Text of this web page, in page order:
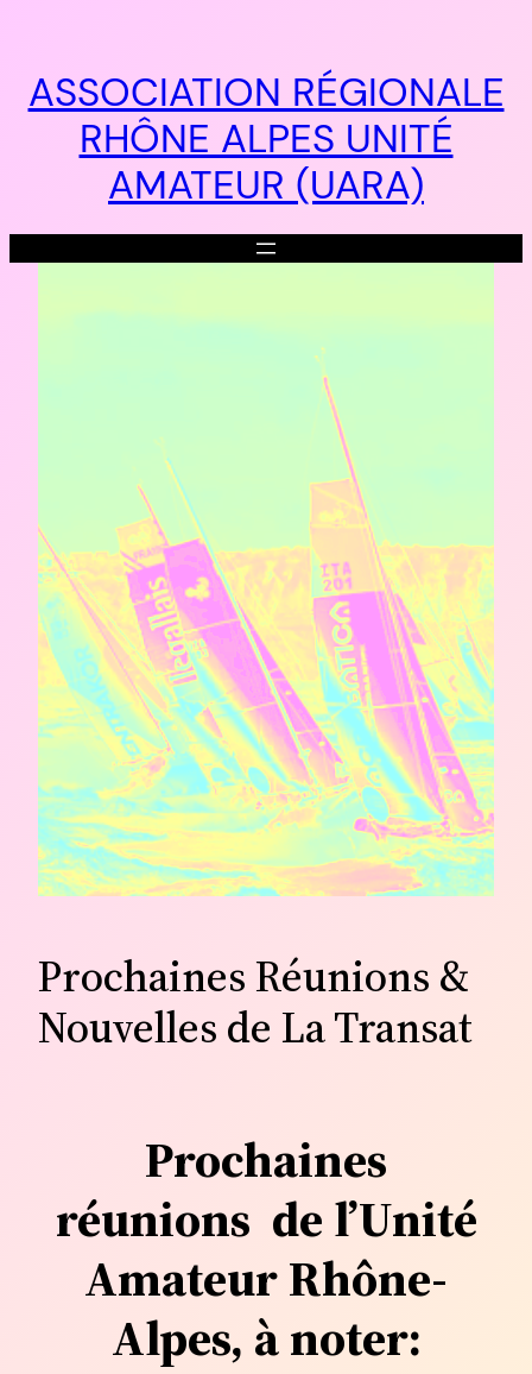
contenu
ASSOCIATION RÉGIONALE
RHÔNE ALPES UNITÉ
AMATEUR (UARA)
Prochaines Réunions &
Nouvelles de La Transat
Prochaines
réunions de l’Unité
Amateur Rhône-
Alpes, à noter: